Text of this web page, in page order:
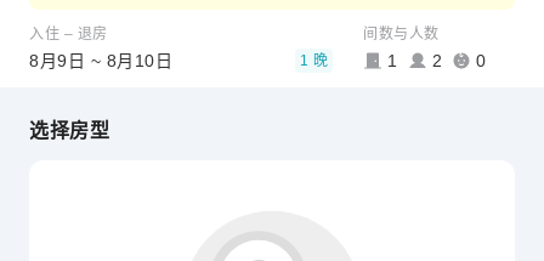
入住 – 退房
8月9日 ~ 8月10日 1 晚
间数与人数
1 2 0
选择房型